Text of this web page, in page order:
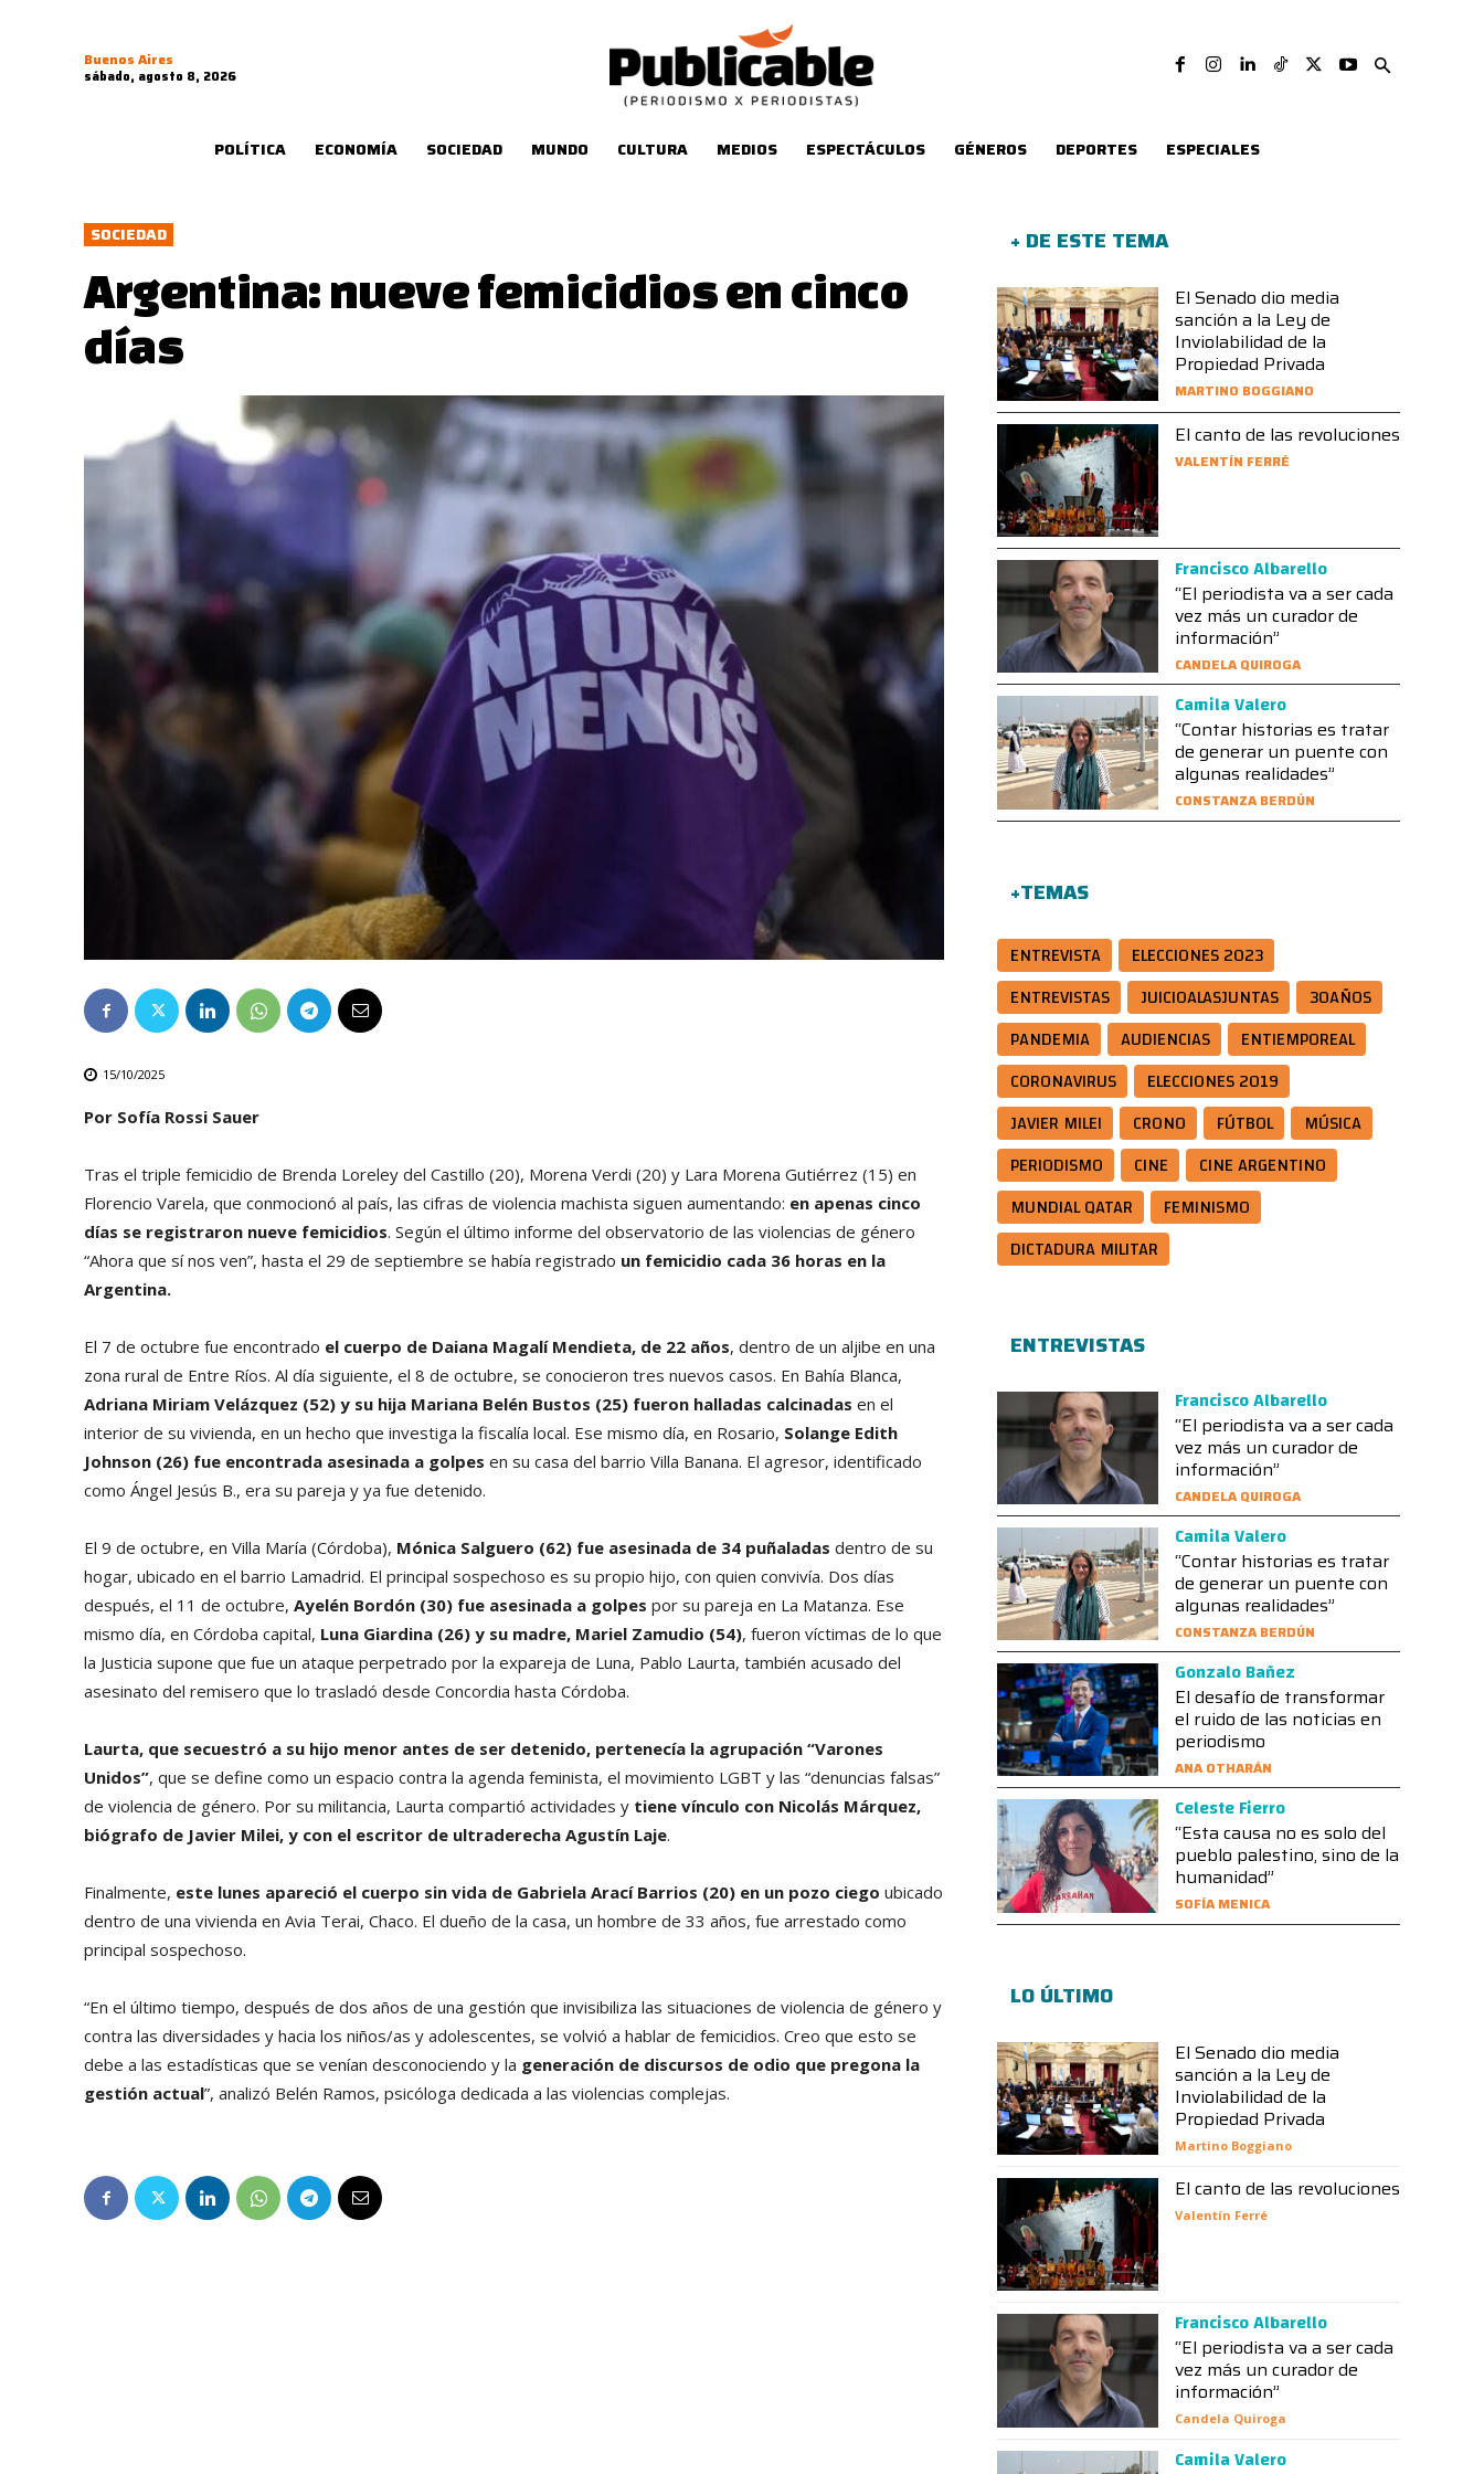
Buenos Aires
sábado, agosto 8, 2026
POLÍTICA ECONOMÍA SOCIEDAD MUNDO CULTURA MEDIOS ESPECTÁCULOS GÉNEROS DEPORTES ESPECIALES
SOCIEDAD
Argentina: nueve femicidios en cinco
días
15/10/2025
Por Sofía Rossi Sauer
Tras el triple femicidio de Brenda Loreley del Castillo (20), Morena Verdi (20) y Lara Morena Gutiérrez (15) en
Florencio Varela, que conmocionó al país, las cifras de violencia machista siguen aumentando: en apenas cinco
días se registraron nueve femicidios. Según el último informe del observatorio de las violencias de género
“Ahora que sí nos ven”, hasta el 29 de septiembre se había registrado un femicidio cada 36 horas en la
Argentina.
El 7 de octubre fue encontrado el cuerpo de Daiana Magalí Mendieta, de 22 años, dentro de un aljibe en una
zona rural de Entre Ríos. Al día siguiente, el 8 de octubre, se conocieron tres nuevos casos. En Bahía Blanca,
Adriana Miriam Velázquez (52) y su hija Mariana Belén Bustos (25) fueron halladas calcinadas en el
interior de su vivienda, en un hecho que investiga la fiscalía local. Ese mismo día, en Rosario, Solange Edith
Johnson (26) fue encontrada asesinada a golpes en su casa del barrio Villa Banana. El agresor, identificado
como Ángel Jesús B., era su pareja y ya fue detenido.
El 9 de octubre, en Villa María (Córdoba), Mónica Salguero (62) fue asesinada de 34 puñaladas dentro de su
hogar, ubicado en el barrio Lamadrid. El principal sospechoso es su propio hijo, con quien convivía. Dos días
después, el 11 de octubre, Ayelén Bordón (30) fue asesinada a golpes por su pareja en La Matanza. Ese
mismo día, en Córdoba capital, Luna Giardina (26) y su madre, Mariel Zamudio (54), fueron víctimas de lo que
la Justicia supone que fue un ataque perpetrado por la expareja de Luna, Pablo Laurta, también acusado del
asesinato del remisero que lo trasladó desde Concordia hasta Córdoba.
Laurta, que secuestró a su hijo menor antes de ser detenido, pertenecía la agrupación “Varones
Unidos”, que se define como un espacio contra la agenda feminista, el movimiento LGBT y las “denuncias falsas”
de violencia de género. Por su militancia, Laurta compartió actividades y tiene vínculo con Nicolás Márquez,
biógrafo de Javier Milei, y con el escritor de ultraderecha Agustín Laje.
Finalmente, este lunes apareció el cuerpo sin vida de Gabriela Arací Barrios (20) en un pozo ciego ubicado
dentro de una vivienda en Avia Terai, Chaco. El dueño de la casa, un hombre de 33 años, fue arrestado como
principal sospechoso.
“En el último tiempo, después de dos años de una gestión que invisibiliza las situaciones de violencia de género y
contra las diversidades y hacia los niños/as y adolescentes, se volvió a hablar de femicidios. Creo que esto se
debe a las estadísticas que se venían desconociendo y la generación de discursos de odio que pregona la
gestión actual”, analizó Belén Ramos, psicóloga dedicada a las violencias complejas.
+ DE ESTE TEMA
El Senado dio media
sanción a la Ley de
Inviolabilidad de la
Propiedad Privada
MARTINO BOGGIANO
El canto de las revoluciones
VALENTÍN FERRÉ
Francisco Albarello
“El periodista va a ser cada
vez más un curador de
información”
CANDELA QUIROGA
Camila Valero
“Contar historias es tratar
de generar un puente con
algunas realidades”
CONSTANZA BERDÚN
+TEMAS
ENTREVISTA
ELECCIONES 2023
ENTREVISTAS
JUICIOALASJUNTAS
30AÑOS
PANDEMIA
AUDIENCIAS
ENTIEMPOREAL
CORONAVIRUS
ELECCIONES 2019
JAVIER MILEI
CRONO FÚTBOL
MÚSICA
PERIODISMO
CINE
CINE ARGENTINO
MUNDIAL QATAR
FEMINISMO
DICTADURA MILITAR
ENTREVISTAS
Francisco Albarello
“El periodista va a ser cada
vez más un curador de
información”
CANDELA QUIROGA
Camila Valero
“Contar historias es tratar
de generar un puente con
algunas realidades”
CONSTANZA BERDÚN
Gonzalo Bañez
El desafío de transformar
el ruido de las noticias en
periodismo
ANA OTHARÁN
Celeste Fierro
“Esta causa no es solo del
pueblo palestino, sino de la
humanidad”
SOFÍA MENICA
LO ÚLTIMO
El Senado dio media
sanción a la Ley de
Inviolabilidad de la
Propiedad Privada
Martino Boggiano
El canto de las revoluciones
Valentín Ferré
Francisco Albarello
“El periodista va a ser cada
vez más un curador de
información”
Candela Quiroga
Camila Valero